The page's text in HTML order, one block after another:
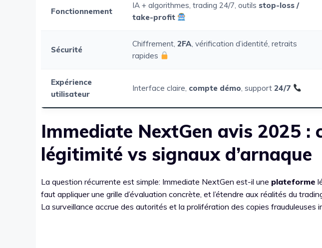
Fonctionnement
IA + algorithmes, trading 24/7, outils stop-loss /
take-profit
Sécurité
Chiffrement, 2FA, vérification d’identité, retraits
rapides
Expérience
utilisateur
Interface claire, compte démo, support 24/7
Immediate NextGen avis 2025 :
légitimité vs signaux d’arnaque
La question récurrente est simple: Immediate NextGen est-il une plateforme
faut appliquer une grille d’évaluation concrète, et l’étendre aux réalités du
La surveillance accrue des autorités et la prolifération des copies frauduleuses